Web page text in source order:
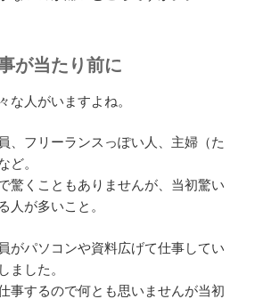
が当たり前に
な人がいますよね。
、フリーランスっぽい人、主婦（た
ど。
驚くこともありませんが、当初驚い
人が多いこと。
がパソコンや資料広げて仕事してい
ました。
事するので何とも思いませんが当初